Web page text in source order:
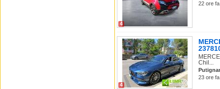
4
22 ore
4
Chil...
23 ore